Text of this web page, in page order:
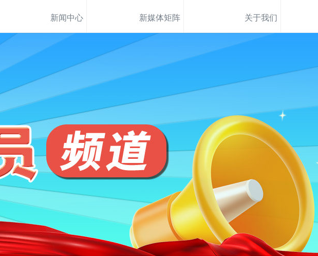
新闻中心 新媒体矩阵 关于我们